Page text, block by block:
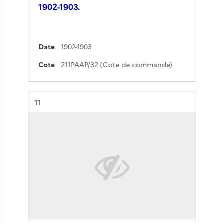
1902-1903.
Date
1902-1903
Cote
211PAAP/32 (Cote de commande)
Résultat n°
11